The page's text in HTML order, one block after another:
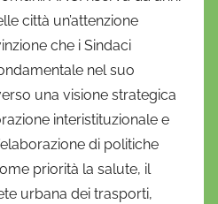
città un’attenzione
che i Sindaci
nel suo
una visione strategica
interistituzionale e
di politiche
priorità la salute, il
urbana dei trasporti,